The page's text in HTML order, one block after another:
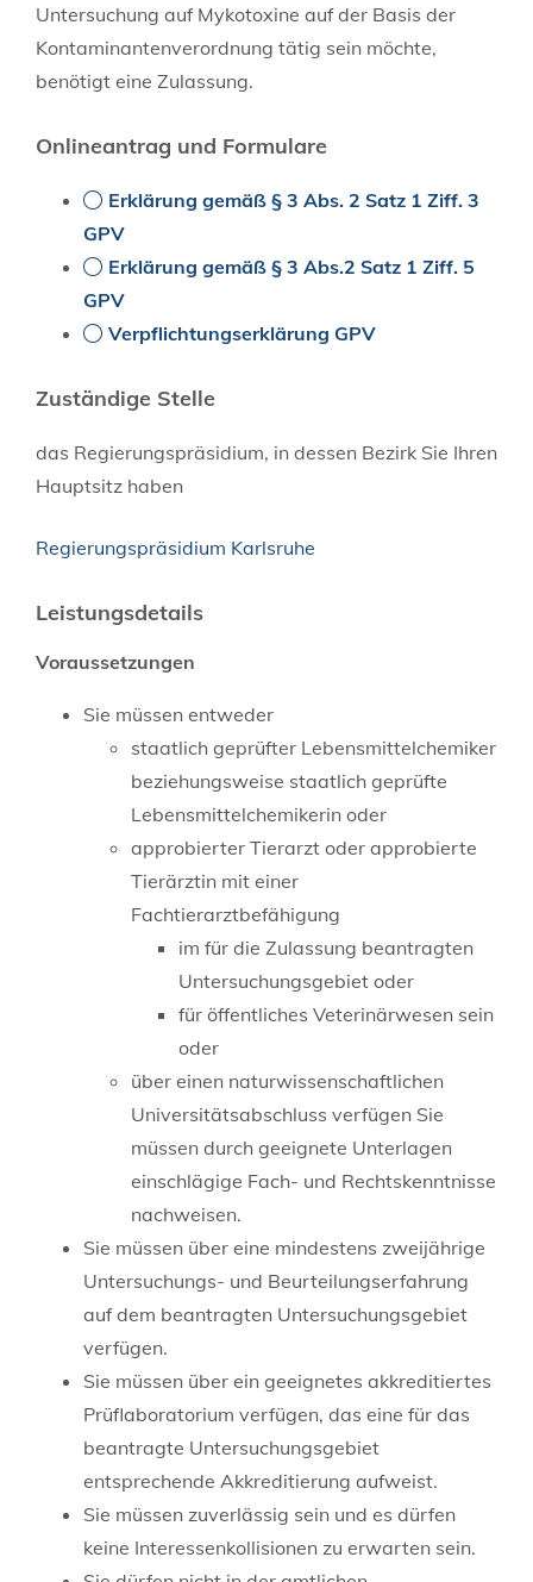
Untersuchung auf Mykotoxine auf der Basis der
Kontaminantenverordnung tätig sein möchte,
benötigt eine Zulassung.
Onlineantrag und Formulare
Erklärung gemäß § 3 Abs. 2 Satz 1 Ziff. 3
GPV
Erklärung gemäß § 3 Abs.2 Satz 1 Ziff. 5
GPV
Verpflichtungserklärung GPV
Zuständige Stelle
das Regierungspräsidium, in dessen Bezirk Sie Ihren
Hauptsitz haben
Regierungspräsidium Karlsruhe
Leistungsdetails
Voraussetzungen
Sie müssen entweder
staatlich geprüfter Lebensmittelchemiker
beziehungsweise staatlich geprüfte
Lebensmittelchemikerin oder
approbierter Tierarzt oder approbierte
Tierärztin mit einer
Fachtierarztbefähigung
im für die Zulassung beantragten
Untersuchungsgebiet oder
für öffentliches Veterinärwesen sein
oder
über einen naturwissenschaftlichen
Universitätsabschluss verfügen Sie
müssen durch geeignete Unterlagen
einschlägige Fach- und Rechtskenntnisse
nachweisen.
Sie müssen über eine mindestens zweijährige
Untersuchungs- und Beurteilungserfahrung
auf dem beantragten Untersuchungsgebiet
verfügen.
Sie müssen über ein geeignetes akkreditiertes
Prüflaboratorium verfügen, das eine für das
beantragte Untersuchungsgebiet
entsprechende Akkreditierung aufweist.
Sie müssen zuverlässig sein und es dürfen
keine Interessenkollisionen zu erwarten sein.